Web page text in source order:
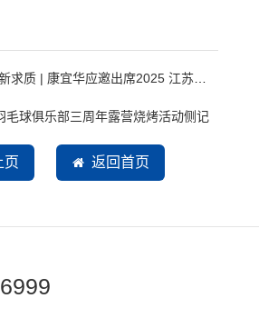
| 康宜华应邀出席2025 江苏纺织服装创新发展大会
毛球俱乐部三周年露营烧烤活动侧记
页 返回首页